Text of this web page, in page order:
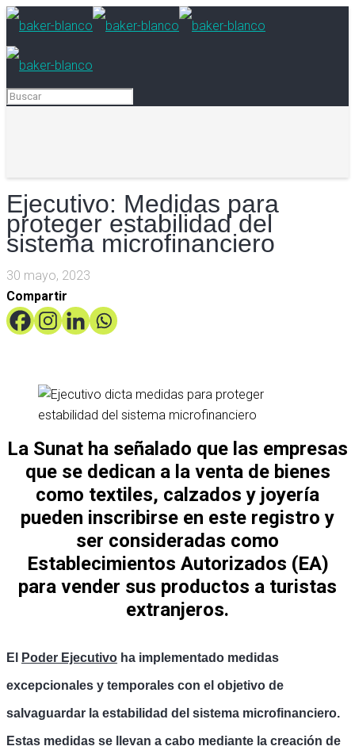
Ejecutivo: Medidas para
proteger estabilidad del
sistema microfinanciero
30 mayo, 2023
Compartir
La Sunat ha señalado que las empresas
que se dedican a la venta de bienes
como textiles, calzados y joyería
pueden inscribirse en este registro y
ser consideradas como
Establecimientos Autorizados (EA)
para vender sus productos a turistas
extranjeros.
El Poder Ejecutivo ha implementado medidas
excepcionales y temporales con el objetivo de
salvaguardar la estabilidad del sistema microfinanciero.
Estas medidas se llevan a cabo mediante la creación de